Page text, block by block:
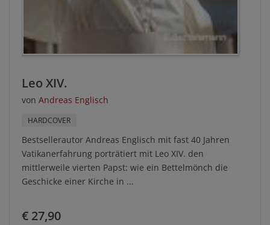
Leo XIV.
von Andreas Englisch
HARDCOVER
Bestsellerautor Andreas Englisch mit fast 40 Jahren
Vatikanerfahrung porträtiert mit Leo XIV. den
mittlerweile vierten Papst: wie ein Bettelmönch die
Geschicke einer Kirche in ...
€ 27,90